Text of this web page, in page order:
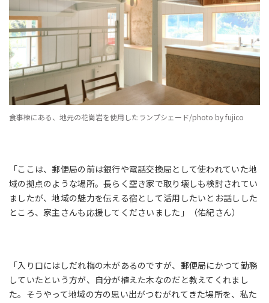
食事棟にある、地元の花崗岩を使用したランプシェード/photo by fujico
「ここは、郵便局の前は銀行や電話交換局として使われていた地
域の拠点のような場所。長らく空き家で取り壊しも検討されてい
ましたが、地域の魅力を伝える宿として活用したいとお話しした
ところ、家主さんも応援してくださいました」（佑紀さん）
「入り口にはしだれ梅の木があるのですが、郵便局にかつて勤務
していたという方が、自分が植えた木なのだと教えてくれまし
た。そうやって地域の方の思い出がつむがれてきた場所を、私た